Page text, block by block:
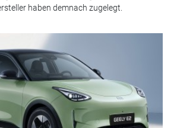
haben demnach zugelegt.